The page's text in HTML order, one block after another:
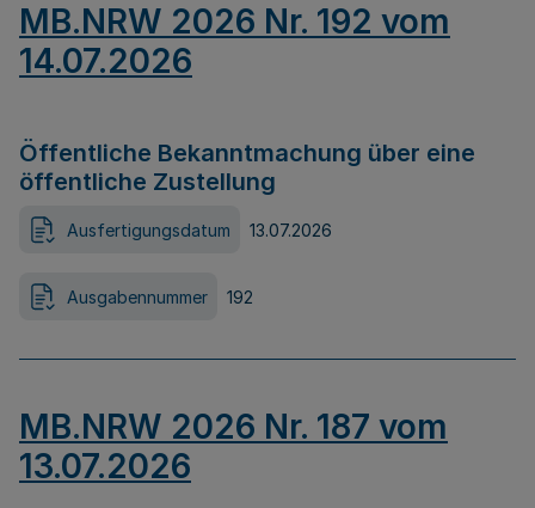
MB.NRW 2026 Nr. 192 vom
14.07.2026
Öffentliche Bekanntmachung über eine
öffentliche Zustellung
Ausfertigungsdatum 13.07.2026
Ausgabennummer 192
MB.NRW 2026 Nr. 187 vom
13.07.2026